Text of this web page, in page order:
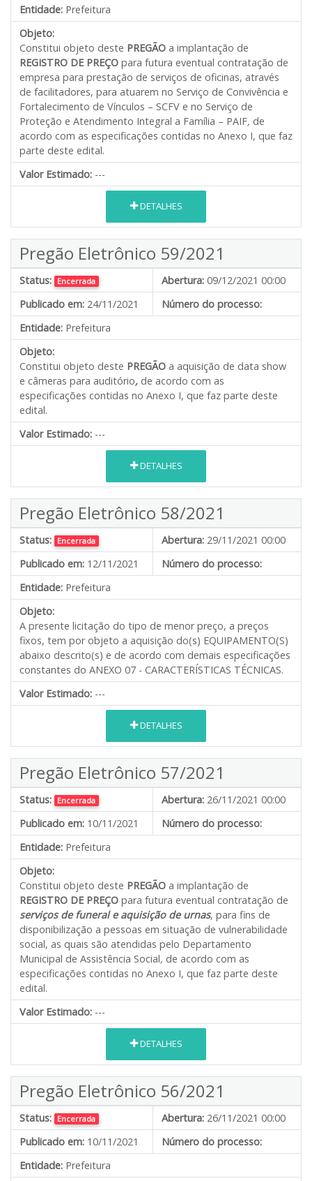
Entidade: Prefeitura
Objeto:
Constitui objeto deste PREGÃO a implantação de
REGISTRO DE PREÇO para futura eventual contratação de
empresa para prestação de serviços de oficinas, através
de facilitadores, para atuarem no Serviço de Convivência e
Fortalecimento de Vínculos – SCFV e no Serviço de
Proteção e Atendimento Integral a Família – PAIF, de
acordo com as especificações contidas no Anexo I, que faz
parte deste edital.
Valor Estimado: ---
DETALHES
Pregão Eletrônico 59/2021
Status: Encerrada Abertura: 09/12/2021 00:00
Publicado em: 24/11/2021
Número do processo:
Entidade: Prefeitura
Objeto:
Constitui objeto deste PREGÃO a aquisição de data show
e câmeras para auditório, de acordo com as
especificações contidas no Anexo I, que faz parte deste
edital.
Valor Estimado: ---
DETALHES
Pregão Eletrônico 58/2021
Status: Encerrada Abertura: 29/11/2021 00:00
Publicado em: 12/11/2021
Número do processo:
Entidade: Prefeitura
Objeto:
A presente licitação do tipo de menor preço, a preços
fixos, tem por objeto a aquisição do(s) EQUIPAMENTO(S)
abaixo descrito(s) e de acordo com demais especificações
constantes do ANEXO 07 - CARACTERÍSTICAS TÉCNICAS.
Valor Estimado: ---
DETALHES
Pregão Eletrônico 57/2021
Status: Encerrada Abertura: 26/11/2021 00:00
Publicado em: 10/11/2021
Número do processo:
Entidade: Prefeitura
Objeto:
Constitui objeto deste PREGÃO a implantação de
REGISTRO DE PREÇO para futura eventual contratação de
serviços de funeral e aquisição de urnas, para fins de
disponibilização a pessoas em situação de vulnerabilidade
social, as quais são atendidas pelo Departamento
Municipal de Assistência Social, de acordo com as
especificações contidas no Anexo I, que faz parte deste
edital.
Valor Estimado: ---
DETALHES
Pregão Eletrônico 56/2021
Status: Encerrada Abertura: 26/11/2021 00:00
Publicado em: 10/11/2021
Número do processo:
Entidade: Prefeitura